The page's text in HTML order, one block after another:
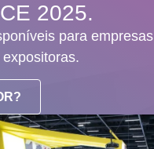
2025.
para empresas